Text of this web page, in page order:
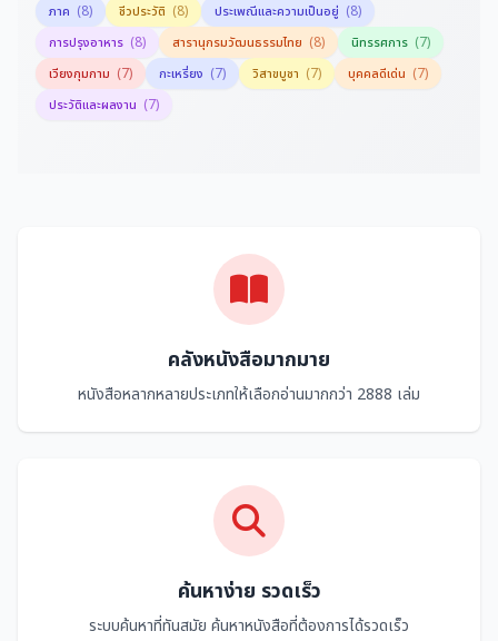
ภาค (8) ชีวประวัติ (8) ประเพณีและความเป็นอยู่ (8)
การปรุงอาหาร (8) สารานุกรมวัฒนธรรมไทย (8) นิทรรศการ (7)
เวียงกุมกาม (7) กะเหรี่ยง (7) วิสาขบูชา (7) บุคคลดีเด่น (7)
ประวัติและผลงาน (7)
คลังหนังสือมากมาย
หนังสือหลากหลายประเภทให้เลือกอ่านมากกว่า 2888 เล่ม
ค้นหาง่าย รวดเร็ว
ระบบค้นหาที่ทันสมัย ค้นหาหนังสือที่ต้องการได้รวดเร็ว